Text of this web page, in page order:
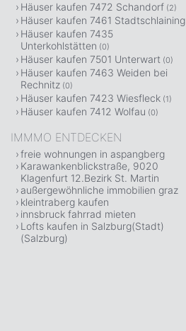
Häuser kaufen 7472 Schandorf (2)
Häuser kaufen 7461 Stadtschlaining
Häuser kaufen 7435
Unterkohlstätten (0)
Häuser kaufen 7501 Unterwart (0)
Häuser kaufen 7463 Weiden bei
Rechnitz (0)
Häuser kaufen 7423 Wiesfleck (1)
Häuser kaufen 7412 Wolfau (0)
IMMMO ENTDECKEN
freie wohnungen in aspangberg
Karawankenblickstraße, 9020
Klagenfurt 12.Bezirk St. Martin
außergewöhnliche immobilien graz
kleintraberg kaufen
innsbruck fahrrad mieten
Lofts kaufen in Salzburg(Stadt)
(Salzburg)